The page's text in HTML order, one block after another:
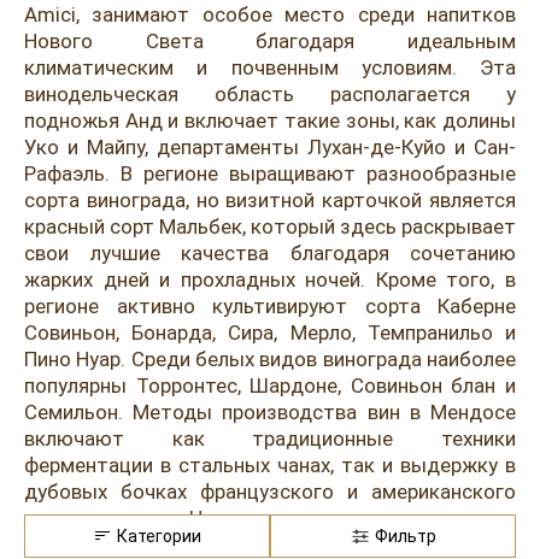
Портвейн
Херес
Красные вина
Белые вина
Розовые вина
Итальянские вина
Французские вина
Испанские вина
Текила
Мескаль
Кальвадос
Джин
Ром
Граппа
Водка
Саке
Пиво
Amici, занимают особое место среди напитков
Нового Света благодаря идеальным
климатическим и почвенным условиям. Эта
винодельческая область располагается у
подножья Анд и включает такие зоны, как долины
Уко и Майпу, департаменты Лухан-де-Куйо и Сан-
Рафаэль. В регионе выращивают разнообразные
сорта винограда, но визитной карточкой является
красный сорт Мальбек, который здесь раскрывает
свои лучшие качества благодаря сочетанию
жарких дней и прохладных ночей. Кроме того, в
регионе активно культивируют сорта Каберне
Совиньон, Бонарда, Сира, Мерло, Темпранильо и
Пино Нуар. Среди белых видов винограда наиболее
популярны Торронтес, Шардоне, Совиньон блан и
Семильон. Методы производства вин в Мендосе
включают как традиционные техники
ферментации в стальных чанах, так и выдержку в
дубовых бочках французского и американского
происхождения. Часто практикуются длительная
мацерация для насыщенности цвета и холодная
Категории Фильтр